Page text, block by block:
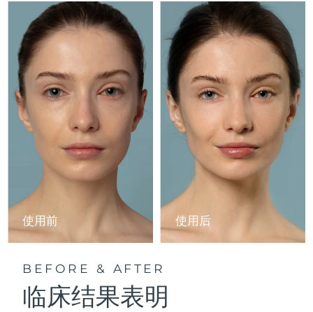
使用前 使用后
BEFORE & AFTER
临床结果表明
ESPADA™ 设备
All acne treatment devices
眼部护理设备
All revitalizing eye massagers
KIWI™ 皮肤护理
Advanced pore care essentials
LUNA™ Dual-Peptide Scalp
Serum
For healthy hair
issa™ Teeth Whitening Gel
护肤品 男士
全部购买
FOREO APP
关于我们
马恩岛 预计送达日期 8/12/26
以色列 预计送达日期 8/14/26
意大利 预计送达日期8/10/26
日本 8/13/26
泽西岛 预计送达日期8/15/26
哈萨克斯坦 预计送达日期
科威特 预计送达日期 8/10/26